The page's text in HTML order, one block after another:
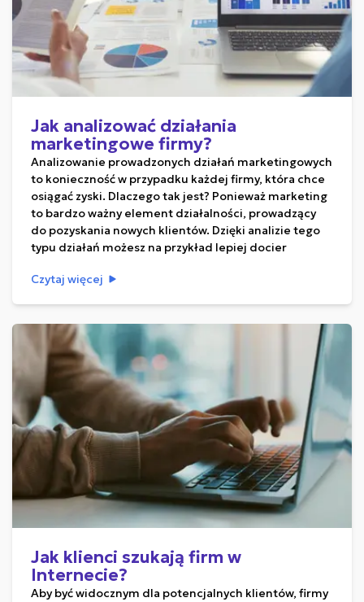
Jak analizować działania
marketingowe firmy?
Analizowanie prowadzonych działań marketingowych
to konieczność w przypadku każdej firmy, która chce
osiągać zyski. Dlaczego tak jest? Ponieważ marketing
to bardzo ważny element działalności, prowadzący
do pozyskania nowych klientów. Dzięki analizie tego
typu działań możesz na przykład lepiej docier
Czytaj więcej
Jak klienci szukają firm w
Internecie?
Aby być widocznym dla potencjalnych klientów, firmy